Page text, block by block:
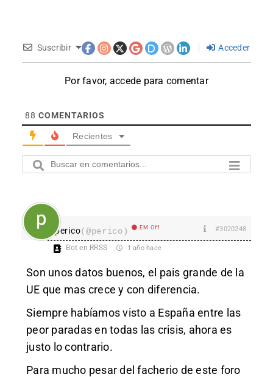
Suscribir Acceder
Por favor, accede para comentar
88 COMENTARIOS
Recientes
perico(@perico) EM Off #3020248
Bot en RRSS 1 año hace
Son unos datos buenos, el pais grande de la
UE que mas crece y con diferencia.
Siempre habíamos visto a España entre las
peor paradas en todas las crisis, ahora es
justo lo contrario.
Para mucho pesar del facherio de este foro